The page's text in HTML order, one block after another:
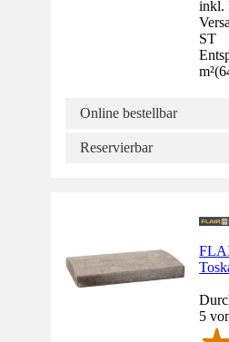
inkl.
ST
m²(
Online bestellbar
Reservierbar
5